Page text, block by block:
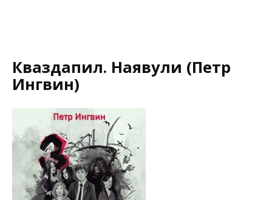
Кваздапил. Наявули (Петр
Ингвин)